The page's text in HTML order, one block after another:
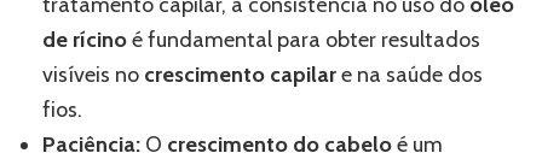
de rícinoé fundamental para obter resultados
visíveis no crescimento capilare na saúde dos
fios.
Paciência: O crescimento do cabeloé um